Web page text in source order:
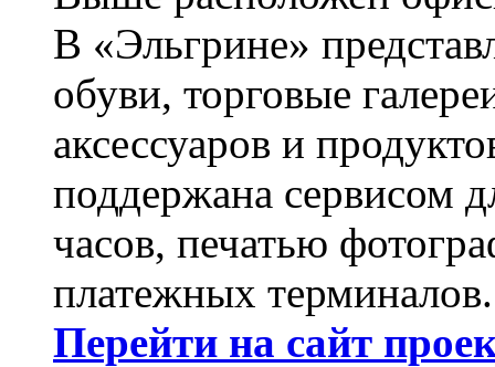
В «Эльгрине»
обуви, торговые
аксессуаров и
поддержана сервисом
часов, печатью
платежных терминалов.
Перейти на сайт